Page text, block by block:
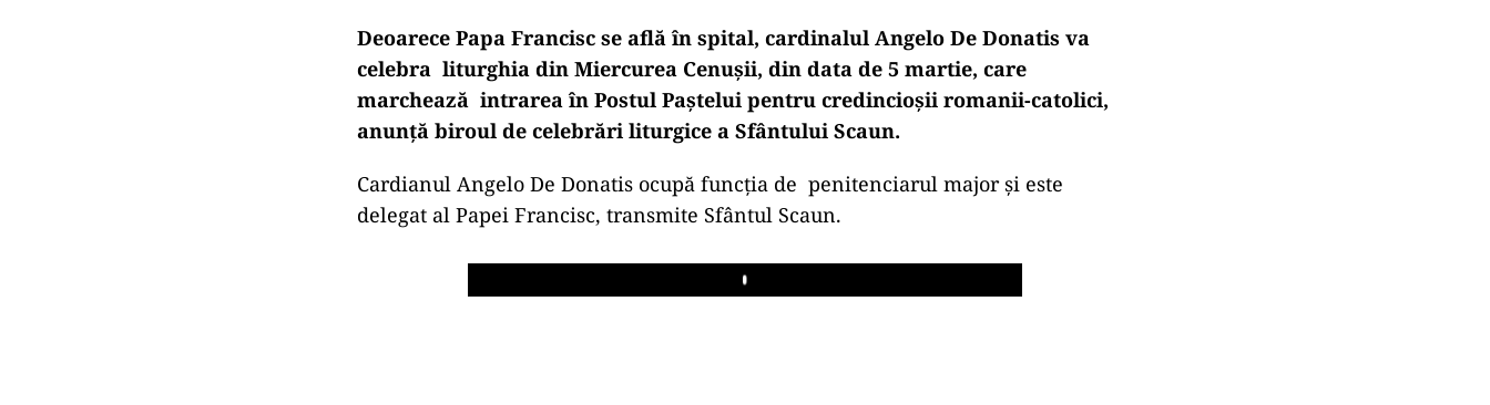
Deoarece Papa Francisc se află în spital, cardinalul Angelo De Donatis va
celebra liturghia din Miercurea Cenuşii, din data de 5 martie, care
marchează intrarea în Postul Paștelui pentru credincioșii romanii-catolici,
anunță biroul de celebrări liturgice a Sfântului Scaun.
Cardianul Angelo De Donatis ocupă funcția de penitenciarul major și este
delegat al Papei Francisc, transmite Sfântul Scaun.
Play